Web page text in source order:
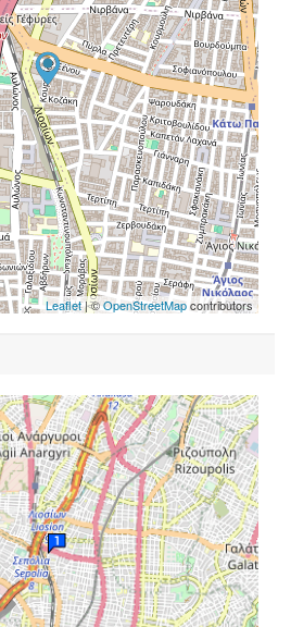
Leaflet| ©OpenStreetMapcontributors